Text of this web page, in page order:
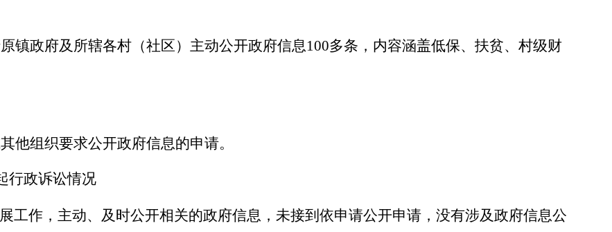
镇政府及所辖各村（社区）主动公开政府信息100多条，内容涵盖低保、扶贫、村级财
他组织要求公开政府信息的申请。
行政诉讼情况
工作，主动、及时公开相关的政府信息，未接到依申请公开申请，没有涉及政府信息公